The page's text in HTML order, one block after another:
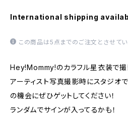
International shipping
この商品は5点までのご注文とさせてい
Hey!Mommy!のカラフル星衣装で撮
アーティスト写真撮影時にスタジオ
の機会にぜひゲットしてください！
ランダムでサインが入ってるかも！